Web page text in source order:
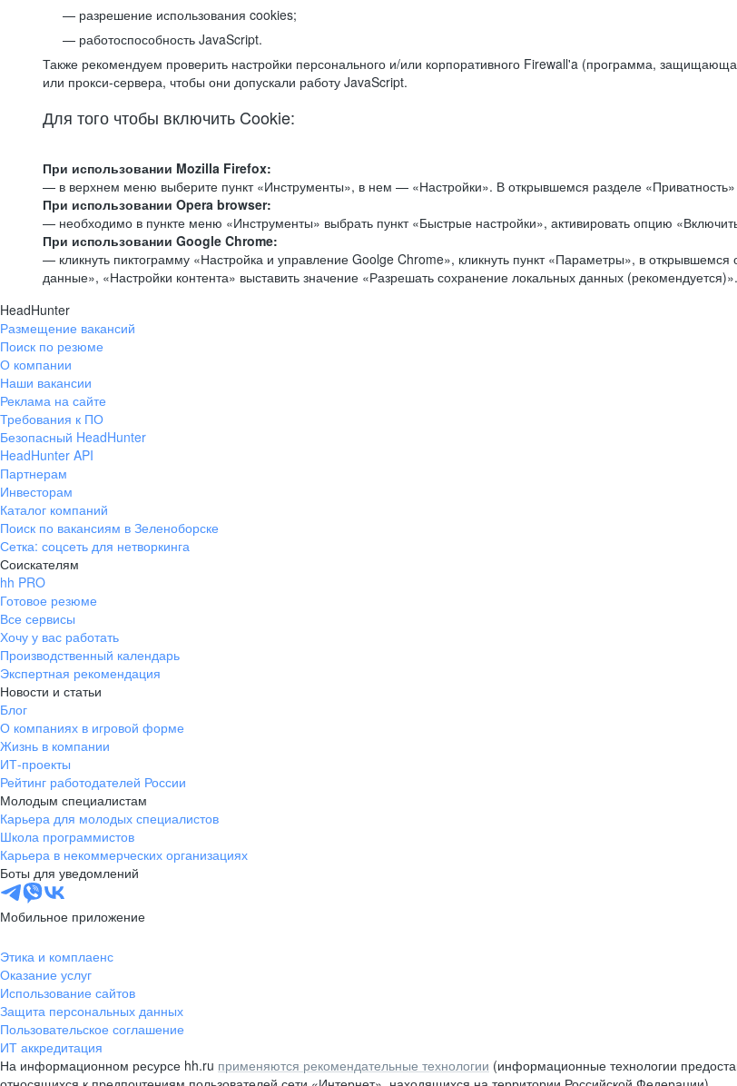
разрешение использования cookies;
работоспособность JavaScript.
Также рекомендуем проверить настройки персонального и/или корпоративного Firewall'a (программа,
или прокси-сервера, чтобы они допускали работу JavaScript.
Для того чтобы включить Cookie:
При использовании Mozilla Firefox:
— в верхнем меню выберите пункт «Инструменты», в нем — «Настройки». В открывшемся разделе «Приватность»
При использовании Opera browser:
— необходимо в пункте меню «Инструменты» выбрать пункт «Быстрые настройки», активировать опцию
При использовании Google Chrome:
— кликнуть пиктограмму «Настройка и управление Goolge Chrome», кликнуть пункт «Параметры», в
данные», «Настройки контента» выставить значение «Разрешать сохранение локальных данных (рекомендуется)».
HeadHunter
Размещение вакансий
Поиск по резюме
О компании
Наши вакансии
Реклама на сайте
Требования к ПО
Безопасный HeadHunter
HeadHunter API
Партнерам
Инвесторам
Каталог компаний
Поиск по вакансиям в Зеленоборске
Сетка: соцсеть для нетворкинга
Соискателям
hh PRO
Готовое резюме
Все сервисы
Хочу у вас работать
Производственный календарь
Экспертная рекомендация
Новости и статьи
Блог
О компаниях в игровой форме
Жизнь в компании
ИТ-проекты
Рейтинг работодателей России
Молодым специалистам
Карьера для молодых специалистов
Школа программистов
Карьера в некоммерческих организациях
Боты для уведомлений
Мобильное приложение
Этика и комплаенс
Оказание услуг
Использование сайтов
Защита персональных данных
Пользовательское соглашение
ИТ аккредитация
На информационном ресурсе hh.ru применяются рекомендательные технологии (информационные технологии